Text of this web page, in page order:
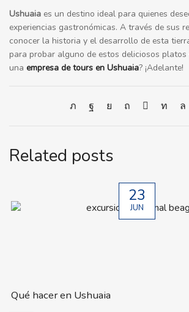
Ushuaia es un destino ideal para quienes
experiencias gastronómicas. A través de sus
conocer la historia y el desarrollo de esta
para probar alguno de estos deliciosos
una empresa de tours en Ushuaia? ¡Adelante!
Related posts
23
JUN
Qué hacer en Ushuaia